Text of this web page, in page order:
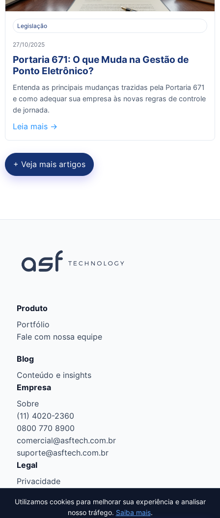
Legislação
27/10/2025
Portaria 671: O que Muda na Gestão de
Ponto Eletrônico?
Entenda as principais mudanças trazidas pela Portaria 671
e como adequar sua empresa às novas regras de controle
de jornada.
Leia mais ->
+ Veja mais artigos
Produto
Portfólio
Fale com nossa equipe
Blog
Conteúdo e insights
Empresa
Sobre
(11) 4020-2360
0800 770 8900
comercial@asftech.com.br
suporte@asftech.com.br
Legal
Privacidade
Termos
Utilizamos cookies para melhorar sua experiência e analisar
nosso tráfego. Saiba mais.